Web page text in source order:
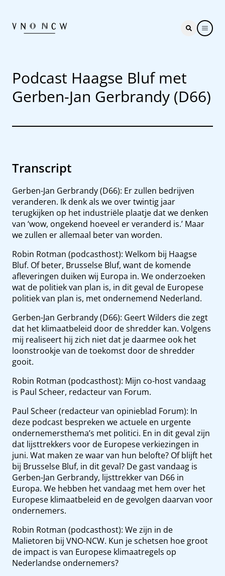
Podcast Haagse Bluf met
Gerben-Jan Gerbrandy (D66)
Transcript
Gerben-Jan Gerbrandy (D66): Er zullen bedrijven
veranderen. Ik denk als we over twintig jaar
terugkijken op het industriële plaatje dat we denken
van ‘wow, ongekend hoeveel er veranderd is.’ Maar
we zullen er allemaal beter van worden.
Robin Rotman (podcasthost): Welkom bij Haagse
Bluf. Of beter, Brusselse Bluf, want de komende
afleveringen duiken wij Europa in. We onderzoeken
wat de politiek van plan is, in dit geval de Europese
politiek van plan is, met ondernemend Nederland.
Gerben-Jan Gerbrandy (D66): Geert Wilders die zegt
dat het klimaatbeleid door de shredder kan. Volgens
mij realiseert hij zich niet dat je daarmee ook het
loonstrookje van de toekomst door de shredder
gooit.
Robin Rotman (podcasthost): Mijn co-host vandaag
is Paul Scheer, redacteur van Forum.
Paul Scheer (redacteur van opinieblad Forum): In
deze podcast bespreken we actuele en urgente
ondernemersthema’s met politici. En in dit geval zijn
dat lijsttrekkers voor de Europese verkiezingen in
juni. Wat maken ze waar van hun belofte? Of blijft het
bij Brusselse Bluf, in dit geval? De gast vandaag is
Gerben-Jan Gerbrandy, lijsttrekker van D66 in
Europa. We hebben het vandaag met hem over het
Europese klimaatbeleid en de gevolgen daarvan voor
ondernemers.
Robin Rotman (podcasthost): We zijn in de
Malietoren bij VNO-NCW. Kun je schetsen hoe groot
de impact is van Europese klimaatregels op
Nederlandse ondernemers?